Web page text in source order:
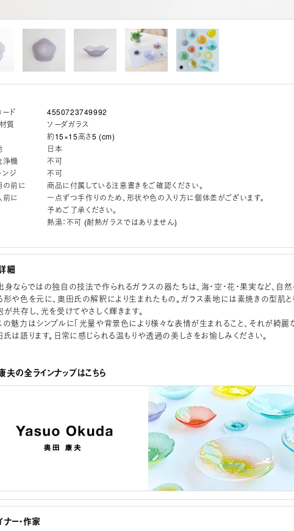
ド
4550723749992
質
ソーダガラス
約15×15高さ5 (cm)
日本
浄機
不可
ジ
不可
の前に
商品に付属している注意書きをご確認ください。
前に
一点ずつ手作りのため、形状や色の入り方に個体差がございます。
予めご了承ください。
熱湯：不可 (耐熱ガラスではありません)
細
身ならではの独自の技法で作られるガラスの器たちは、海・空・花・果実など、自
形や色を元に、奥田氏の解釈により生まれたもの。ガラス素地には素焼きの型肌
が共存し、光を受けてやさしく輝きます。
の魅力はシンプルに「光量や背景色により様々な表情が生まれること、それが綺麗
氏は語ります。日常に感じられる温もりや透過の美しさをお愉しみください。
夫の全ラインナップはこちら
ー・作家